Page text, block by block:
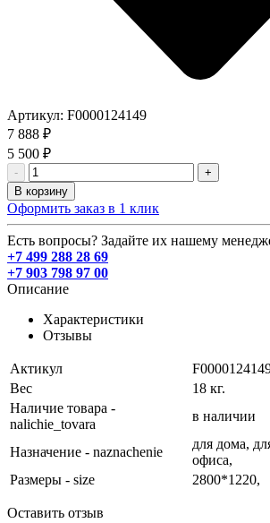
Артикул: F0000124149
7 888 ₽
5 500 ₽
-
+
В корзину
Оформить заказ в 1 клик
Есть вопросы? Задайте их нашему
+7 499 288 28 69
+7 903 798 97 00
Описание
Характеристики
Отзывы
Актикул
Вес
18 кг.
Наличие товара -
nalichie_tovara
в наличии
Назначение - naznachenie
для дома,
офиса,
Размеры - size
2800*1220,
Оставить отзыв